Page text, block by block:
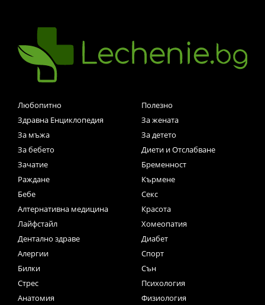
Любопитно
Полезно
Здравна Енциклопедия
За жената
За мъжа
За детето
За бебето
Диети и Отслабване
Зачатие
Бременност
Раждане
Кърмене
Бебе
Секс
Алтернативна медицина
Красота
Лайфстайл
Хомеопатия
Дентално здраве
Диабет
Алергии
Спорт
Билки
Сън
Стрес
Психология
Анатомия
Физиология